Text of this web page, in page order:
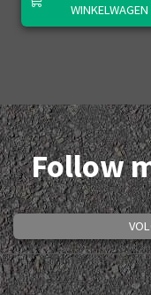
WINKELWAGEN
Follow